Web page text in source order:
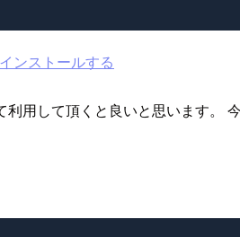
ンストールする
用して頂くと良いと思います。